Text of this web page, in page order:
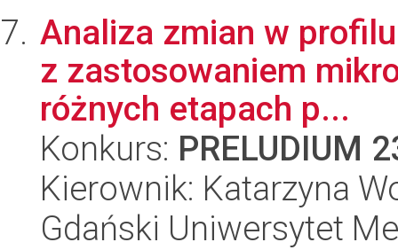
Analiza zmian w
z zastosowaniem
różnych etapach p...
Konkurs: PRELUDIUM
Kierownik: Katarzyna
Gdański Uniwersytet